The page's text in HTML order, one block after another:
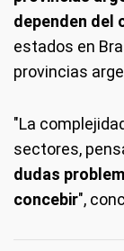
dependen del
estados en
provincias
"La
sectores,
dudas
concebir",